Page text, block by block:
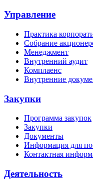
Управление
Практика
Собрание
Менеджмент
Внутренний аудит
Комплаенс
Внутренние
Закупки
Программа закупок
Закупки
Документы
Информация для
Контактная
Деятельность